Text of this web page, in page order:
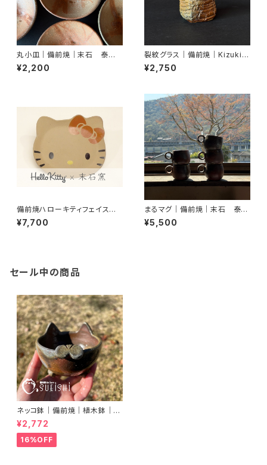
丸小皿｜備前焼｜末石 泰節
｜末石窯
¥2,200
裂紋グラス｜備前焼｜Kizuki
Miyako｜末石窯
¥2,750
備前焼ハローキティフェイス皿/
385
¥7,700
まるマグ｜備前焼｜末石 泰節
｜末石窯
¥5,500
セール中の商品
ネッコ鉢｜備前焼｜植木鉢｜ネ
コ型鉢｜多肉植物｜プランター
¥2,772
16%OFF